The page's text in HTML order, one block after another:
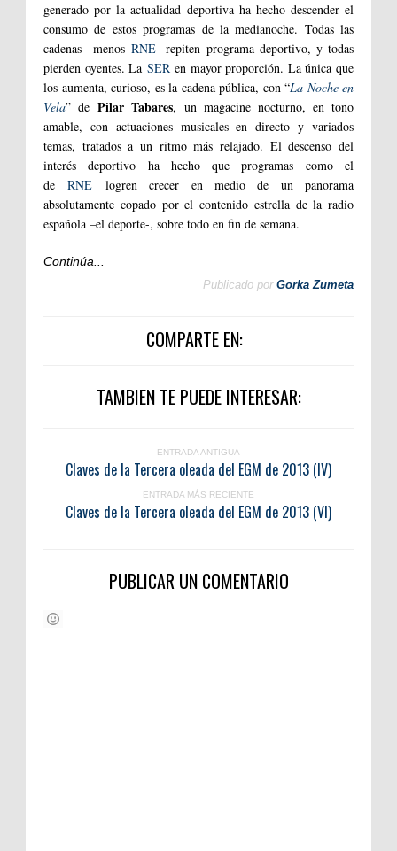
generado por la actualidad deportiva ha hecho descender el
consumo de estos programas de la medianoche. Todas las
cadenas –menos RNE- repiten programa deportivo, y todas
pierden oyentes. La SER en mayor proporción. La única que
los aumenta, curioso, es la cadena pública, con “La Noche en
Vela” de Pilar Tabares, un magacine nocturno, en tono
amable, con actuaciones musicales en directo y variados
temas, tratados a un ritmo más relajado. El descenso del
interés deportivo ha hecho que programas como el
de
RNE
logren crecer en medio de un panorama
absolutamente copado por el contenido estrella de la radio
española –el deporte-, sobre todo en fin de semana.
Continúa...
Publicado por Gorka Zumeta
COMPARTE EN:
TAMBIEN TE PUEDE INTERESAR:
ENTRADA ANTIGUA
Claves de la Tercera oleada del EGM de 2013 (IV)
ENTRADA MÁS RECIENTE
Claves de la Tercera oleada del EGM de 2013 (VI)
PUBLICAR UN COMENTARIO